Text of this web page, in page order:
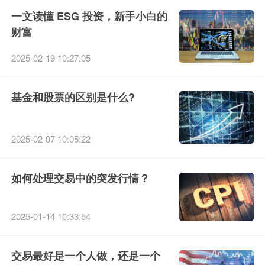
一文读懂 ESG 投资，新手小白的
财富
2025-02-19 10:27:05
基金和股票的区别是什么?
2025-02-07 10:05:22
如何处理交易中的突发行情？
2025-01-14 10:33:54
交易最好是一个人做，还是一个